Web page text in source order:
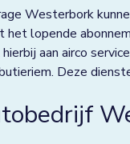
Westerbork
het lopende
hierbij aan airco
Deze